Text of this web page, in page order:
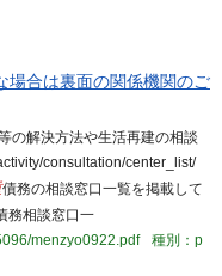
場合は裏面の関係機関のご
の解決方法や生活再建の相談
consultation/center_list/
債務の相談窓口一覧を掲載して
務相談窓口一
menzyo0922.pdf
種別：p